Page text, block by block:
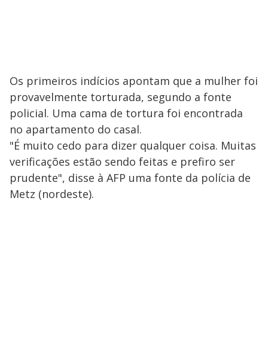
Os primeiros indícios apontam que a mulher foi
provavelmente torturada, segundo a fonte
policial. Uma cama de tortura foi encontrada
no apartamento do casal.
"É muito cedo para dizer qualquer coisa. Muitas
verificações estão sendo feitas e prefiro ser
prudente", disse à AFP uma fonte da polícia de
Metz (nordeste).